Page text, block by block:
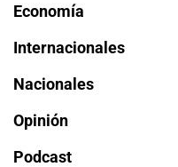
Economía
Internacionales
Nacionales
Opinión
Podcast